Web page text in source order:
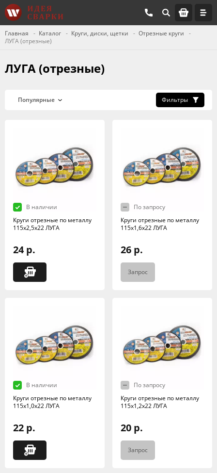
Главная Каталог Круги, диски, щетки
Отрезные круги
ЛУГА (отрезные)
ЛУГА (отрезные)
Фильтры
В наличии
Круги отрезные по металлу
115х2,5х22 ЛУГА
24 р.
По запросу
Круги отрезные по металлу
115х1,6х22 ЛУГА
26 р.
Запрос
В наличии
Круги отрезные по металлу
115х1,0х22 ЛУГА
22 р.
По запросу
Круги отрезные по металлу
115х1,2х22 ЛУГА
20 р.
Запрос